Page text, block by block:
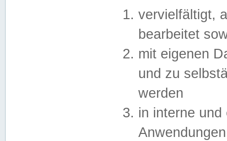
vervielfältigt,
bearbeitet
mit eigenen
und zu
werden
in interne